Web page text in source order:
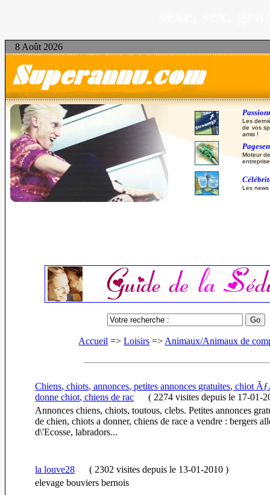
8 Août 2026
Les
de vos
amis !
Moteur
Les
Accueil =>Loisirs =>Animaux/Animaux de
Chiens, chiots, annonces, petites annonces gratuites, chiot
donne chiot, chiens de rac ( 2274 visitesdepuis le 17-01-
Annonces chiens, chiots, toutous, clebs. Petites annonces
de chien, chiots a donner, chiens de race a vendre : bergers
d\'Ecosse, labradors...
la louve28 ( 2302 visitesdepuis le 13-01-2010 )
elevage bouviers bernois